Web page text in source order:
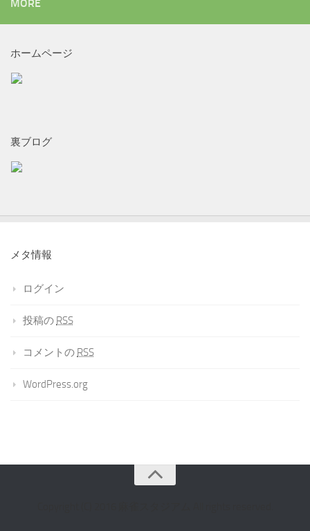
MORE
ホームページ
裏ブログ
メタ情報
ログイン
投稿の RSS
コメントの RSS
WordPress.org